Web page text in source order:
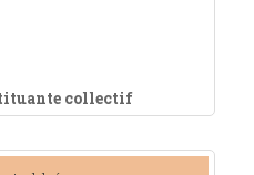
collectif